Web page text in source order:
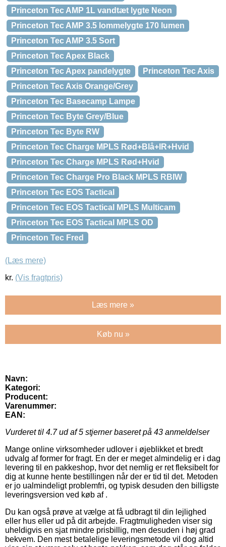
Princeton Tec AMP 1L vandtæt lygte Neon
Princeton Tec AMP 3.5 lommelygte 170 lumen
Princeton Tec AMP 3.5 Sort
Princeton Tec Apex Black
Princeton Tec Apex pandelygte
Princeton Tec Axis
Princeton Tec Axis Orange/Grey
Princeton Tec Basecamp Lampe
Princeton Tec Byte Grey/Blue
Princeton Tec Byte RW
Princeton Tec Charge MPLS Rød+Blå+IR+Hvid
Princeton Tec Charge MPLS Rød+Hvid
Princeton Tec Charge Pro Black MPLS RBIW
Princeton Tec EOS Tactical
Princeton Tec EOS Tactical MPLS Multicam
Princeton Tec EOS Tactical MPLS OD
Princeton Tec Fred
(Læs mere)
kr. (Vis fragtpris)
Læs mere »
Køb nu »
Navn:
Kategori:
Producent:
Varenummer:
EAN:
Vurderet til 4.7ud af 5 stjerner baseret på 43 anmeldelser
Mange online virksomheder udlover i øjeblikket et bredt
udvalg af former for fragt. En der er meget almindelig er i dag
levering til en pakkeshop, hvor det nemlig er ret fleksibelt for
dig at kunne hente bestillingen når der er tid til det. Metoden
er jo ualmindeligt problemfri, og typisk desuden den billigste
leveringsversion ved køb af .
Du kan også prøve at vælge at få udbragt til din lejlighed
eller hus eller ud på dit arbejde. Fragtmuligheden viser sig
uheldigvis en sjat mindre prisbillig, men desuden i høj grad
bekvem. Den mest betalelige leveringsmetode vil dog altid